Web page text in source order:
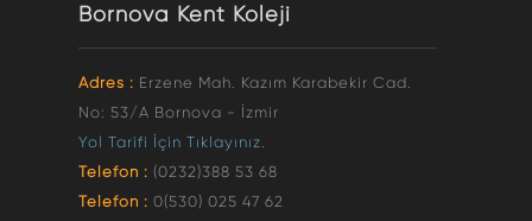
Bornova Kent Koleji
Adres : Erzene Mah. Kazım Karabekir Cad.
No: 53/A Bornova - İzmir
Yol Tarifi İçin Tıklayınız.
Telefon : (0232)388 53 68
Telefon : 0(530) 025 47 62